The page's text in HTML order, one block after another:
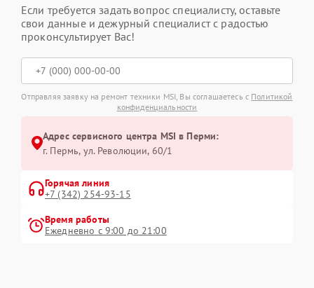
Если требуется задать вопрос специалисту, оставьте
свои данные и дежурный специалист с радостью
проконсультирует Вас!
Отправляя заявку на ремонт техники MSI, Вы соглашаетесь с Политикой
конфиденциальности
Адрес сервисного центра MSI в Перми:
г. Пермь, ул. ​Революции, 60/1
Горячая линия
+7 (342) 254-93-15
Время работы
Ежедневно с 9:00 до 21:00